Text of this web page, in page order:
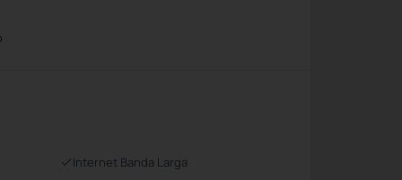
Internet Banda Larga